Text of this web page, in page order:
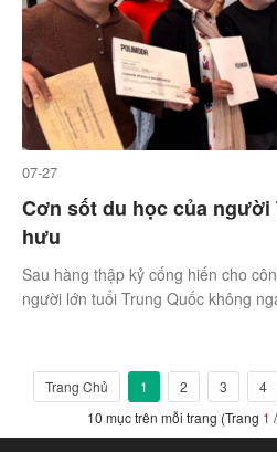
07-27
Cơn sốt du học của người
hưu
Sau hàng thập kỷ cống hiến cho
người lớn tuổi Trung Quốc không
Trang Chủ 1 2 3 4
10 mục trên mỗi trang (Trang 1